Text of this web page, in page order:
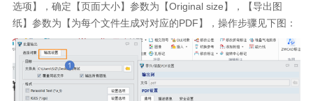
选项】，确定【页面大小】参数为【Original size】，【导出图
纸】参数为【为每个文件生成对对应的PDF】，操作步骤见下图：